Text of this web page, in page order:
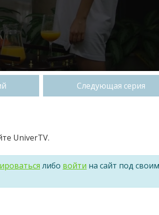
Следующая серия
UniverTV.
либо войти на сайт под своим